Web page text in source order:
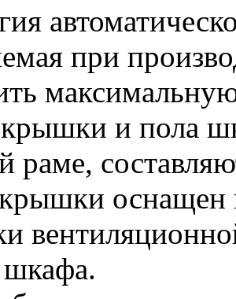
при
и пола
раме,
оснащен